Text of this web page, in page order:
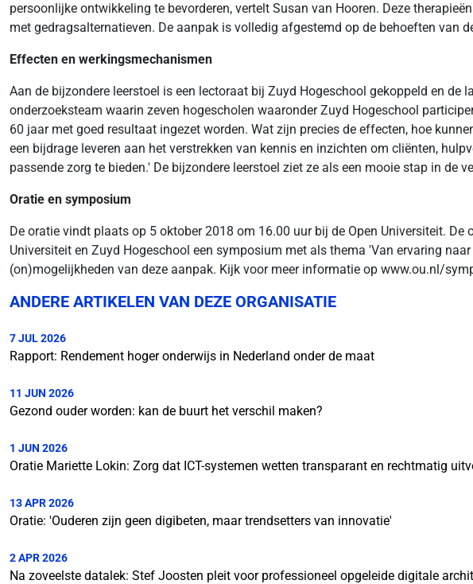
persoonlijke ontwikkeling te bevorderen, vertelt Susan van Hooren. Deze
met gedragsalternatieven. De aanpak is volledig afgestemd op de behoeften van
Effecten en werkingsmechanismen
Aan de bijzondere leerstoel is een lectoraat bij Zuyd Hogeschool gekoppeld en
onderzoeksteam waarin zeven hogescholen waaronder Zuyd Hogeschool
60 jaar met goed resultaat ingezet worden. Wat zijn precies de effecten, hoe
een bijdrage leveren aan het verstrekken van kennis en inzichten om cliënten,
passende zorg te bieden.' De bijzondere leerstoel ziet ze als een mooie stap in de
Oratie en symposium
De oratie vindt plaats op 5 oktober 2018 om 16.00 uur bij de Open Universiteit.
Universiteit en Zuyd Hogeschool een symposium met als thema 'Van ervaring
(on)mogelijkheden van deze aanpak. Kijk voor meer informatie op www.ou.nl/
ANDERE ARTIKELEN VAN DEZE ORGANISATIE
7 JUL 2026
Rapport: Rendement hoger onderwijs in Nederland onder de maat
11 JUN 2026
Gezond ouder worden: kan de buurt het verschil maken?
1 JUN 2026
Oratie Mariette Lokin: Zorg dat ICT-systemen wetten transparant en rechtmatig
13 APR 2026
Oratie: 'Ouderen zijn geen digibeten, maar trendsetters van innovatie'
2 APR 2026
Na zoveelste datalek: Stef Joosten pleit voor professioneel opgeleide digitale